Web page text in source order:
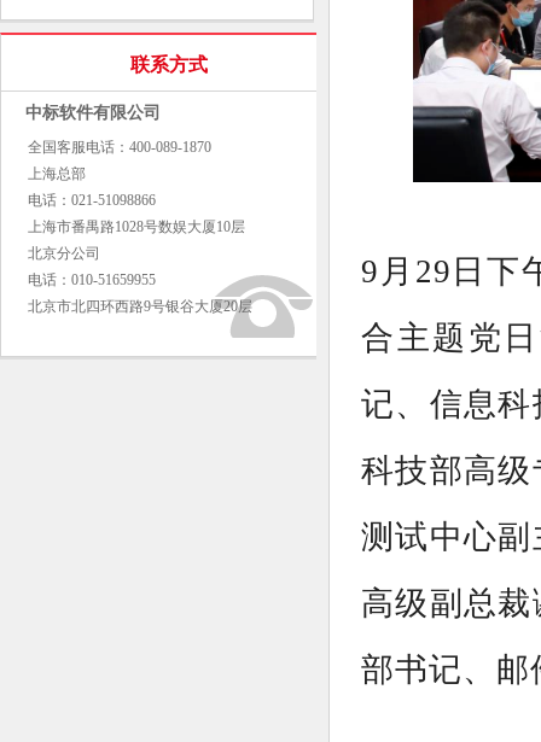
联系方式
中标软件有限公司
全国客服电话：400-089-1870
上海总部
电话：021-51098866
上海市番禺路1028号数娱大厦10层
北京分公司
电话：010-51659955
北京市北四环西路9号银谷大厦20层
9月29日下
合主题党
记、信息
科技部高
测试中心
高级副总
部书记、邮